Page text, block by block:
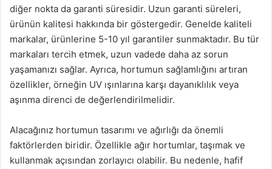
diğer nokta da garanti süresidir. Uzun garanti süreleri,
ürünün kalitesi hakkında bir göstergedir. Genelde kaliteli
markalar, ürünlerine 5-10 yıl garantiler sunmaktadır. Bu tür
markaları tercih etmek, uzun vadede daha az sorun
yaşamanızı sağlar. Ayrıca, hortumun sağlamlığını artıran
özellikler, örneğin UV ışınlarına karşı dayanıklılık veya
aşınma direnci de değerlendirilmelidir.
Alacağınız hortumun tasarımı ve ağırlığı da önemli
faktörlerden biridir. Özellikle ağır hortumlar, taşımak ve
kullanmak açısından zorlayıcı olabilir. Bu nedenle, hafif